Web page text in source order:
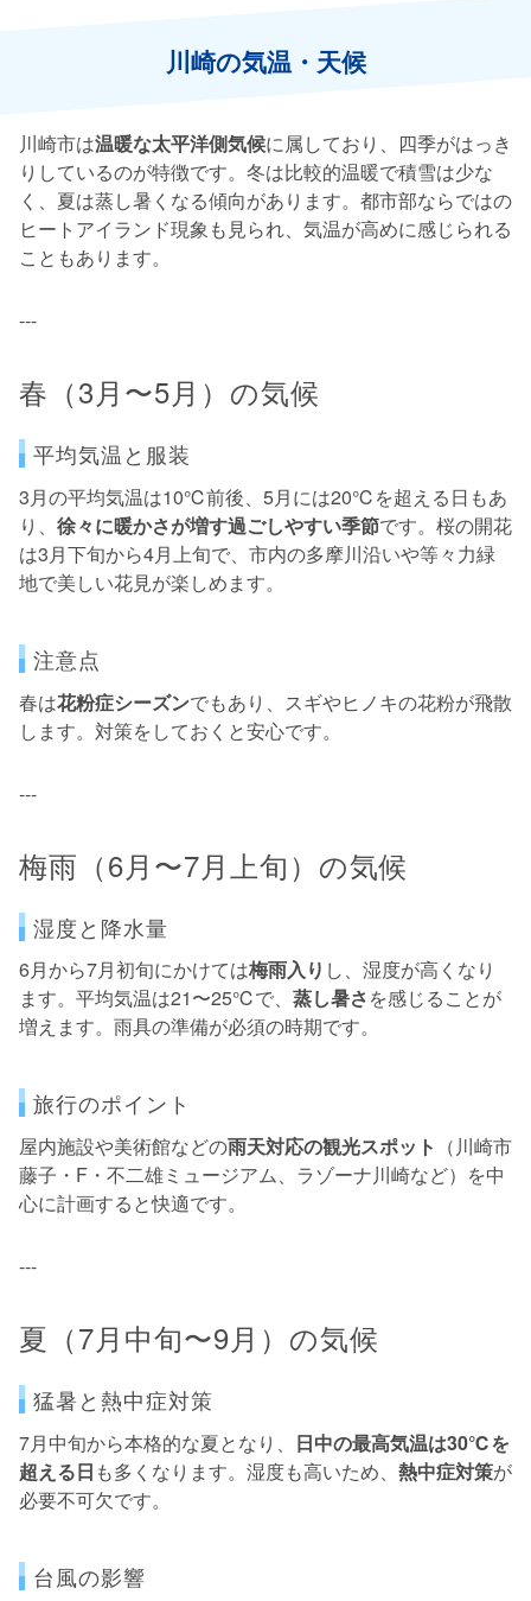
川崎の気温・天候
川崎市は温暖な太平洋側気候に属しており、四季がはっき
りしているのが特徴です。冬は比較的温暖で積雪は少な
く、夏は蒸し暑くなる傾向があります。都市部ならではの
ヒートアイランド現象も見られ、気温が高めに感じられる
こともあります。
---
春（3月〜5月）の気候
平均気温と服装
3月の平均気温は10℃前後、5月には20℃を超える日もあ
り、 徐々に暖かさが増す過ごしやすい季節です。桜の開花
は3月下旬から4月上旬で、市内の多摩川沿いや等々力緑
地で美しい花見が楽しめます。
注意点
春は花粉症シーズンでもあり、スギやヒノキの花粉が飛散
します。対策をしておくと安心です。
---
梅雨（6月〜7月上旬）の気候
湿度と降水量
6月から7月初旬にかけては梅雨入り し、湿度が高くなり
ます。平均気温は21〜25℃で、 蒸し暑さを感じることが
増えます。雨具の準備が必須の時期です。
旅行のポイント
屋内施設や美術館などの雨天対応の観光スポット （川崎市
藤子・F・不二雄ミュージアム、ラゾーナ川崎など）を中
心に計画すると快適です。
---
夏（7月中旬〜9月）の気候
猛暑と熱中症対策
7月中旬から本格的な夏となり、 日中の最高気温は30℃を
超える日 も多くなります。湿度も高いため、 熱中症対策が
必要不可欠です。
台風の影響